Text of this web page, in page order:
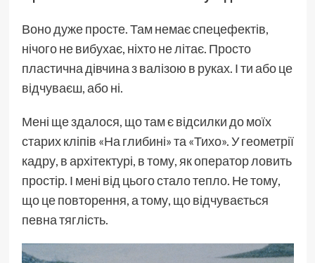
Воно дуже просте. Там немає спецефектів,
нічого не вибухає, ніхто не літає. Просто
пластична дівчина з валізою в руках. І ти або це
відчуваєш, або ні.
Мені ще здалося, що там є відсилки до моїх
старих кліпів «На глибині» та «Тихо». У геометрії
кадру, в архітектурі, в тому, як оператор ловить
простір. І мені від цього стало тепло. Не тому,
що це повторення, а тому, що відчувається
певна тяглість.